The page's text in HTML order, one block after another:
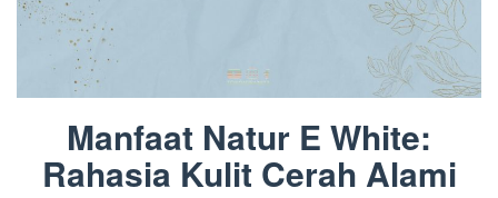
Manfaat Natur E White:
Rahasia Kulit Cerah Alami